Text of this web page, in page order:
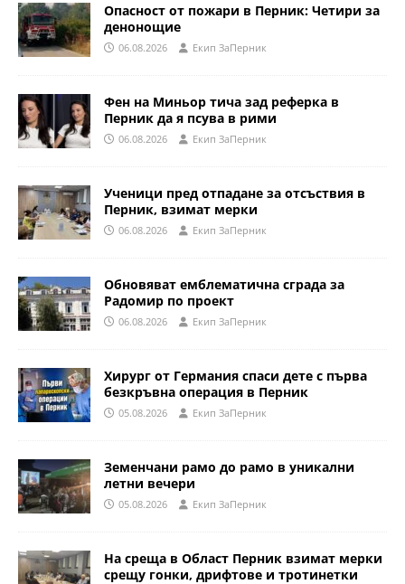
Опасност от пожари в Перник: Четири за
денонощие
06.08.2026 Eкип ЗаПерник
Фен на Миньор тича зад реферка в
Перник да я псува в рими
06.08.2026 Eкип ЗаПерник
Ученици пред отпадане за отсъствия в
Перник, взимат мерки
06.08.2026 Eкип ЗаПерник
Обновяват емблематична сграда за
Радомир по проект
06.08.2026 Eкип ЗаПерник
Хирург от Германия спаси дете с първа
безкръвна операция в Перник
05.08.2026 Eкип ЗаПерник
Земенчани рамо до рамо в уникални
летни вечери
05.08.2026 Eкип ЗаПерник
На среща в Област Перник взимат мерки
срещу гонки, дрифтове и тротинетки